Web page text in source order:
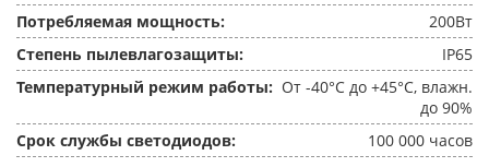
Потребляемая мощность:
200Вт
Степень пылевлагозащиты:
IP65
Температурный режим работы: От -40°C до +45°C, влажн.
до 90%
Срок службы светодиодов:
100 000 часов